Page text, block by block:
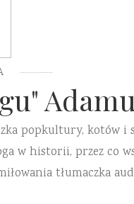
popkultury, kotów i
w historii, przez co
tłumaczka